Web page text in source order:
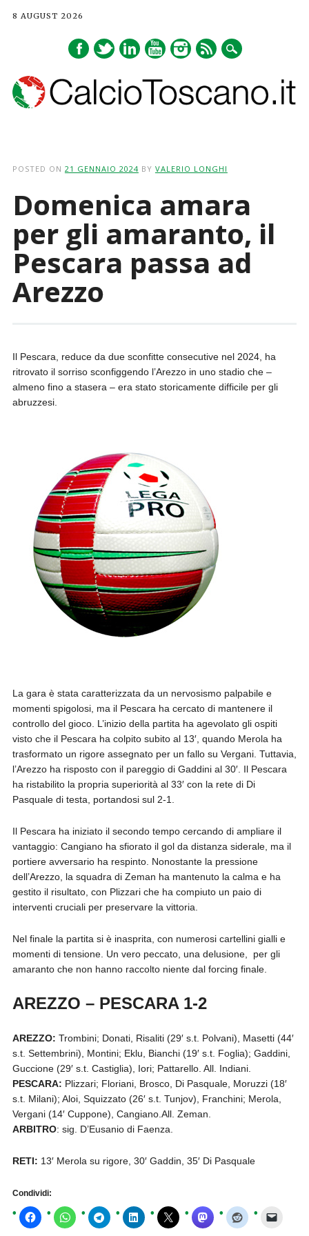
8 AUGUST 2026
POSTED ON 21 GENNAIO 2024 BY VALERIO LONGHI
Domenica amara
per gli amaranto, il
Pescara passa ad
Arezzo
Il Pescara, reduce da due sconfitte consecutive nel 2024, ha
ritrovato il sorriso sconfiggendo l’Arezzo in uno stadio che –
almeno fino a stasera – era stato storicamente difficile per gli
abruzzesi.
La gara è stata caratterizzata da un nervosismo palpabile e
momenti spigolosi, ma il Pescara ha cercato di mantenere il
controllo del gioco. L’inizio della partita ha agevolato gli ospiti
visto che il Pescara ha colpito subito al 13′, quando Merola ha
trasformato un rigore assegnato per un fallo su Vergani. Tuttavia,
l’Arezzo ha risposto con il pareggio di Gaddini al 30′. Il Pescara
ha ristabilito la propria superiorità al 33′ con la rete di Di
Pasquale di testa, portandosi sul 2-1.
Il Pescara ha iniziato il secondo tempo cercando di ampliare il
vantaggio: Cangiano ha sfiorato il gol da distanza siderale, ma il
portiere avversario ha respinto. Nonostante la pressione
dell’Arezzo, la squadra di Zeman ha mantenuto la calma e ha
gestito il risultato, con Plizzari che ha compiuto un paio di
interventi cruciali per preservare la vittoria.
Nel finale la partita si è inasprita, con numerosi cartellini gialli e
momenti di tensione. Un vero peccato, una delusione, per gli
amaranto che non hanno raccolto niente dal forcing finale.
AREZZO – PESCARA 1-2
AREZZO: Trombini; Donati, Risaliti (29′ s.t. Polvani), Masetti (44′
s.t. Settembrini), Montini; Eklu, Bianchi (19′ s.t. Foglia); Gaddini,
Guccione (29′ s.t. Castiglia), Iori; Pattarello. All. Indiani.
PESCARA: Plizzari; Floriani, Brosco, Di Pasquale, Moruzzi (18′
s.t. Milani); Aloi, Squizzato (26′ s.t. Tunjov), Franchini; Merola,
Vergani (14′ Cuppone), Cangiano.All. Zeman.
ARBITRO: sig. D’Eusanio di Faenza.
RETI: 13′ Merola su rigore, 30′ Gaddin, 35′ Di Pasquale
Condividi: